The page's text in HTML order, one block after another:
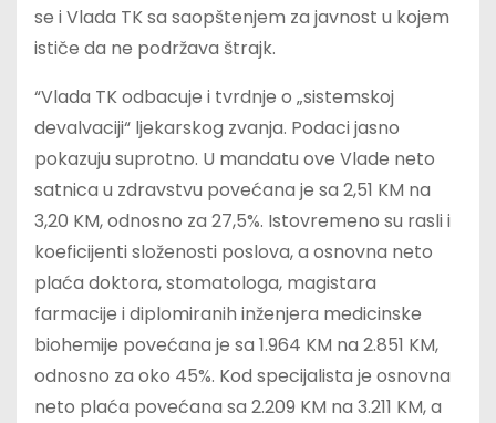
se i Vlada TK sa saopštenjem za javnost u kojem
ističe da ne podržava štrajk.
“Vlada TK odbacuje i tvrdnje o „sistemskoj
devalvaciji“ ljekarskog zvanja. Podaci jasno
pokazuju suprotno. U mandatu ove Vlade neto
satnica u zdravstvu povećana je sa 2,51 KM na
3,20 KM, odnosno za 27,5%. Istovremeno su rasli i
koeficijenti složenosti poslova, a osnovna neto
plaća doktora, stomatologa, magistara
farmacije i diplomiranih inženjera medicinske
biohemije povećana je sa 1.964 KM na 2.851 KM,
odnosno za oko 45%. Kod specijalista je osnovna
neto plaća povećana sa 2.209 KM na 3.211 KM, a